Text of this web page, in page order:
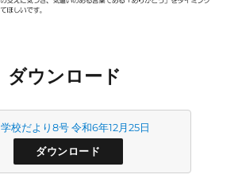
ダウンロード
学校だより8号 令和6年12月25日
ダウンロード